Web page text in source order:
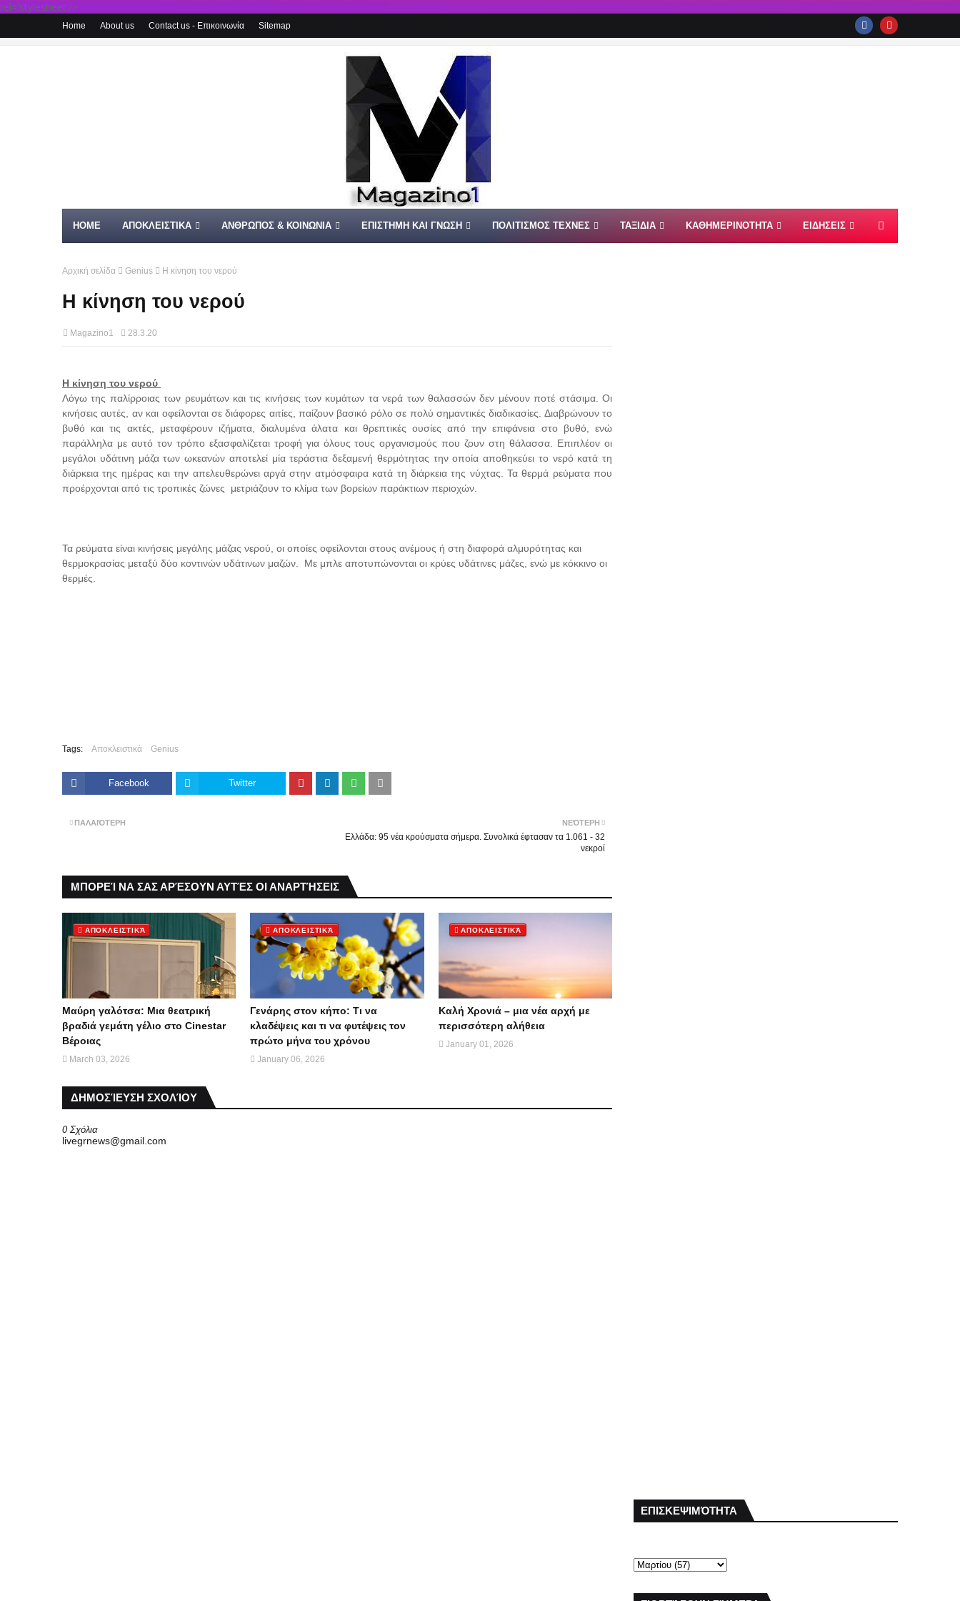
rel='stylesheet'/>
Home About us Contact us - Επικοινωνία Sitemap
HOME ΑΠΟΚΛΕΙΣΤΙΚΑ ΑΝΘΡΩΠΟΣ & ΚΟΙΝΩΝΙΑ ΕΠΙΣΤΗΜΗ ΚΑΙ ΓΝΩΣΗ ΠΟΛΙΤΙΣΜΟΣ ΤΕΧΝΕΣ ΤΑΞΙΔΙΑ ΚΑΘΗΜΕΡΙΝΟΤΗΤΑ ΕΙΔΗΣΕΙΣ
Αρχική σελίδα Genius Η κίνηση του νερού
Η κίνηση του νερού
Magazino1 28.3.20
Η κίνηση του νερού
Λόγω της παλίρροιας των ρευμάτων και τις κινήσεις των κυμάτων τα νερά των θαλασσών δεν μένουν ποτέ στάσιμα. Οι
κινήσεις αυτές, αν και οφείλονται σε διάφορες αιτίες, παίζουν βασικό ρόλο σε πολύ σημαντικές διαδικασίες. Διαβρώνουν το
βυθό και τις ακτές, μεταφέρουν ιζήματα, διαλυμένα άλατα και θρεπτικές ουσίες από την επιφάνεια στο βυθό, ενώ
παράλληλα με αυτό τον τρόπο εξασφαλίζεται τροφή για όλους τους οργανισμούς που ζουν στη θάλασσα. Επιπλέον οι
μεγάλοι υδάτινη μάζα των ωκεανών αποτελεί μία τεράστια δεξαμενή θερμότητας την οποία αποθηκεύει το νερό κατά τη
διάρκεια της ημέρας και την απελευθερώνει αργά στην ατμόσφαιρα κατά τη διάρκεια της νύχτας. Τα θερμά ρεύματα που
προέρχονται από τις τροπικές ζώνες μετριάζουν το κλίμα των βορείων παράκτιων περιοχών.
Τα ρεύματα είναι κινήσεις μεγάλης μάζας νερού, οι οποίες οφείλονται στους ανέμους ή στη διαφορά αλμυρότητας και
θερμοκρασίας μεταξύ δύο κοντινών υδάτινων μαζών. Με μπλε αποτυπώνονται οι κρύες υδάτινες μάζες, ενώ με κόκκινο οι
θερμές.
Tags: Αποκλειστικά Genius
Facebook Twitter
ΝΕΌΤΕΡΗ
Ελλάδα: 95 νέα κρούσματα σήμερα. Συνολικά έφτασαν τα 1.061 - 32
νεκροί
ΠΑΛΑΙΌΤΕΡΗ
ΜΠΟΡΕΊ ΝΑ ΣΑΣ ΑΡΈΣΟΥΝ ΑΥΤΈΣ ΟΙ ΑΝΑΡΤΉΣΕΙΣ
ΑΠΟΚΛΕΙΣΤΙΚΆ
Μαύρη γαλότσα: Μια θεατρική
βραδιά γεμάτη γέλιο στο Cinestar
Βέροιας
March 03, 2026
ΑΠΟΚΛΕΙΣΤΙΚΆ
Γενάρης στον κήπο: Τι να
κλαδέψεις και τι να φυτέψεις τον
πρώτο μήνα του χρόνου
January 06, 2026
ΑΠΟΚΛΕΙΣΤΙΚΆ
Καλή Χρονιά – μια νέα αρχή με
περισσότερη αλήθεια
January 01, 2026
ΔΗΜΟΣΊΕΥΣΗ ΣΧΟΛΊΟΥ
0 Σχόλια
livegrnews@gmail.com
ΕΠΙΣΚΕΨΙΜΌΤΗΤΑ